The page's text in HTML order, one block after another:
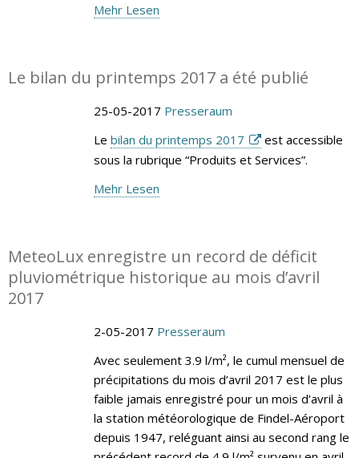
Mehr Lesen
Le bilan du printemps 2017 a été publié
25-05-2017 Presseraum
Le bilan du printemps 2017
est accessible
sous la rubrique “Produits et Services”.
Mehr Lesen
MeteoLux enregistre un record de déficit
pluviométrique historique au mois d’avril
2017
2-05-2017 Presseraum
Avec seulement 3.9 l/m², le cumul mensuel de
précipitations du mois d’avril 2017 est le plus
faible jamais enregistré pour un mois d’avril à
la station météorologique de Findel-Aéroport
depuis 1947, reléguant ainsi au second rang le